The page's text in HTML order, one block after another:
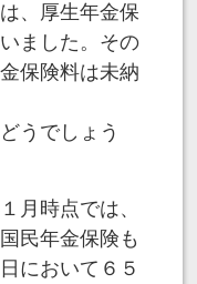
、厚生年金保
ました。その
保険料は未納
うでしょう
月時点では、
民年金保険も
において６５